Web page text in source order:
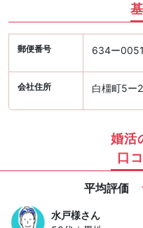
郵便番号 634ー0051
会社住所 白橿町5ー
婚活
口
平均評価
水戸様さん